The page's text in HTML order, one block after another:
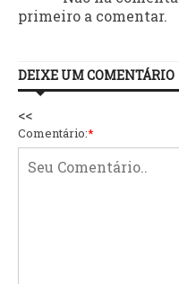
primeiro a comentar.
DEIXE UM COMENTÁRIO
<<
Comentário:*